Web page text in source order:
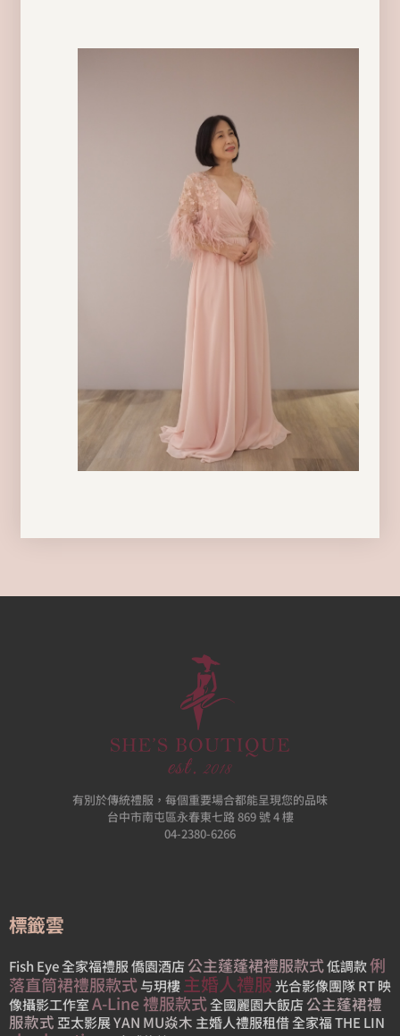
有別於傳統禮服，每個重要場合都能呈現您的品味
台中市南屯區永春東七路 869 號 4 樓
04-2380-6266
標籤雲
Fish Eye全家福禮服僑園酒店公主蓬蓬裙禮服款式低調款俐
落直筒裙禮服款式与玥樓 主婚人禮服光合影像團隊RT 映
像攝影工作室A-Line 禮服款式全國麗園大飯店公主蓬裙禮
服款式 亞太影展YAN MU焱木 主婚人禮服租借全家福THE LIN